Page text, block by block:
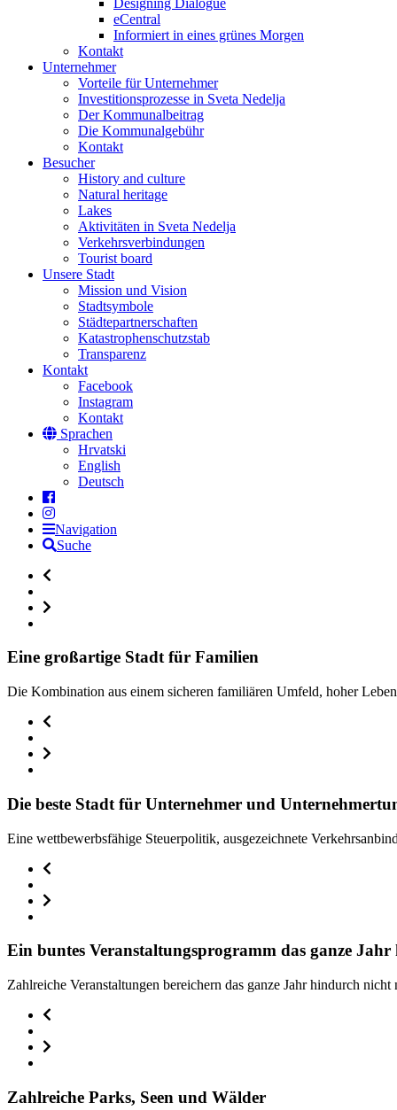
eCentral
Informiert in eines grünes Morgen
Kontakt
Unternehmer
Vorteile für Unternehmer
Investitionsprozesse in Sveta Nedelja
Der Kommunalbeitrag
Die Kommunalgebühr
Kontakt
Besucher
History and culture
Natural heritage
Lakes
Aktivitäten in Sveta Nedelja
Verkehrsverbindungen
Tourist board
Unsere Stadt
Mission und Vision
Stadtsymbole
Städtepartnerschaften
Katastrophenschutzstab
Transparenz
Kontakt
Facebook
Instagram
Kontakt
Sprachen
Hrvatski
English
Deutsch
Navigation
Suche
Eine großartige Stadt für Familien
Die Kombination aus einem sicheren familiären Umfeld, hoher
Die beste Stadt für Unternehmer und
Eine wettbewerbsfähige Steuerpolitik, ausgezeichnete
Ein buntes Veranstaltungsprogramm das ganze
Zahlreiche Veranstaltungen bereichern das ganze Jahr hindurch
Zahlreiche Parks, Seen und Wälder